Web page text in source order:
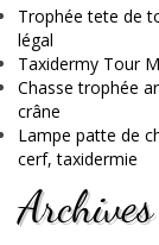
Trophée tete de
légal
Taxidermy Tour
Chasse trophée
crâne
Lampe patte de
cerf, taxidermie
Archives